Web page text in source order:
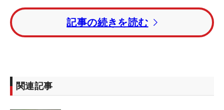
さらに2人は、すでにプロの大会にもアマチュア選
手として出場している。とりわけ2020年の日本女子
オープンでは、3度目の挑戦にして初めて2人そろっ
た。
記事の続きを読む
関連記事